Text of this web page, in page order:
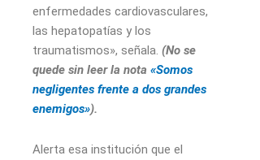
enfermedades cardiovasculares,
las hepatopatías y los
traumatismos», señala. (No se
quede sin leer la nota «Somos
negligentes frente a dos grandes
enemigos»).
Alerta esa institución que el